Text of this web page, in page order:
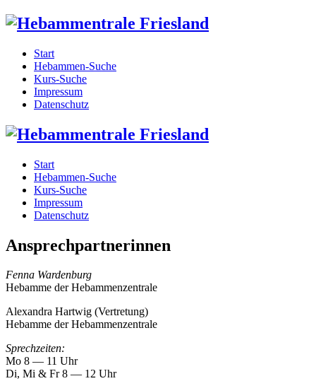
Start
Hebammen-Suche
Kurs-Suche
Impressum
Datenschutz
Start
Hebammen-Suche
Kurs-Suche
Impressum
Datenschutz
Ansprechpartnerinnen
Fenna Wardenburg
Hebamme der Hebammenzentrale
Alexandra Hartwig (Vertretung)
Hebamme der Hebammenzentrale
Sprechzeiten:
Mo 8 ― 11 Uhr
Di, Mi & Fr 8 ― 12 Uhr